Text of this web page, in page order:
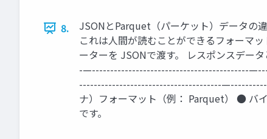
8.
JSONとParquet（パーケット）データの
これは人間が読むことができるフォーマ
ーターを JSONで渡す。 レスポンスデ
-—-------------------------------------------
---------------------------------------
ナ）フォーマット（例： Parquet） ● バ
です。